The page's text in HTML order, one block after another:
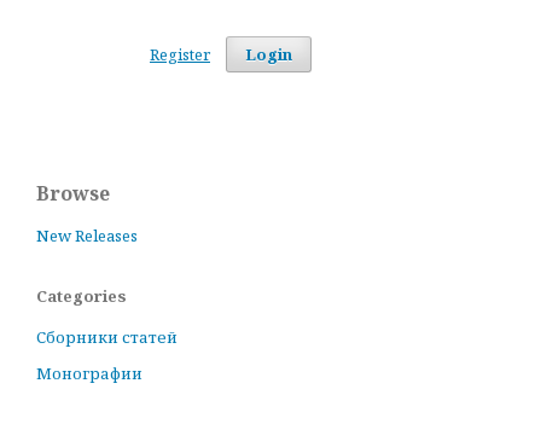
Login
Register
Browse
New Releases
Categories
Сборники статей
Монографии